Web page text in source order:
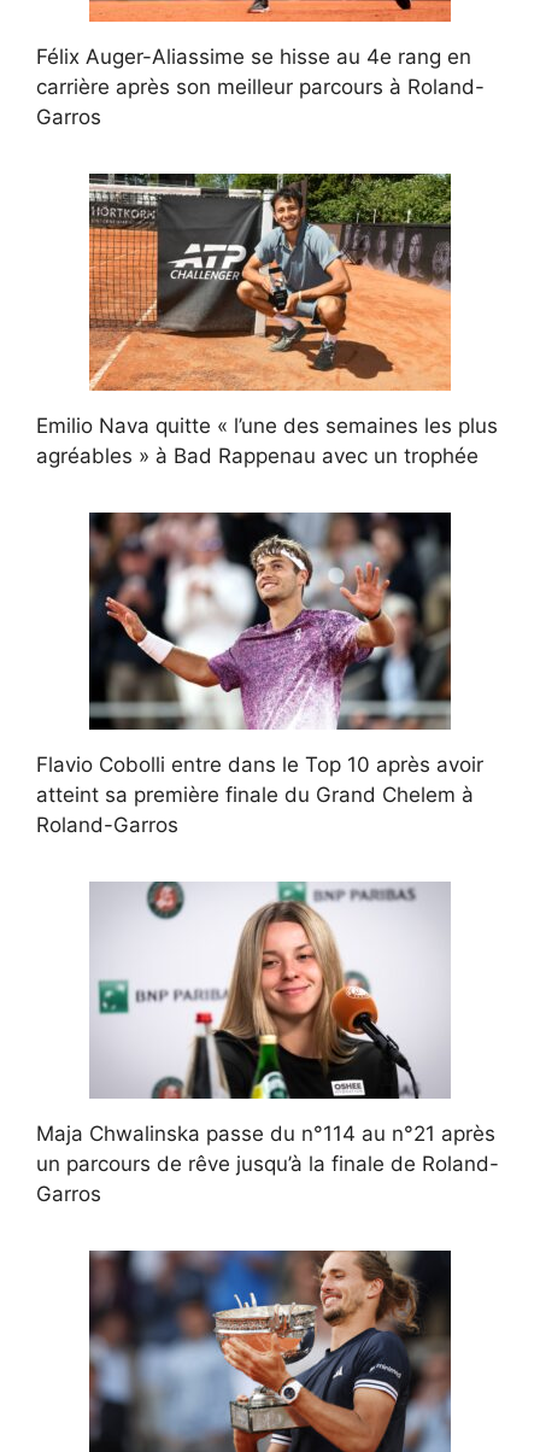
Félix Auger-Aliassime se hisse au 4e rang en
carrière après son meilleur parcours à Roland-
Garros
Emilio Nava quitte « l’une des semaines les plus
agréables » à Bad Rappenau avec un trophée
Flavio Cobolli entre dans le Top 10 après avoir
atteint sa première finale du Grand Chelem à
Roland-Garros
Maja Chwalinska passe du n°114 au n°21 après
un parcours de rêve jusqu’à la finale de Roland-
Garros